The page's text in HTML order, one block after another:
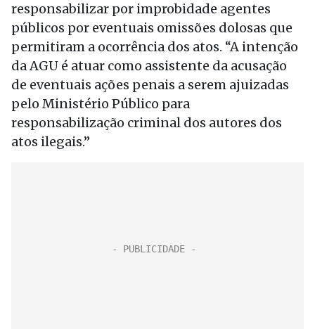
responsabilizar por improbidade agentes
públicos por eventuais omissões dolosas que
permitiram a ocorrência dos atos. “A intenção
da AGU é atuar como assistente da acusação
de eventuais ações penais a serem ajuizadas
pelo Ministério Público para
responsabilização criminal dos autores dos
atos ilegais.”